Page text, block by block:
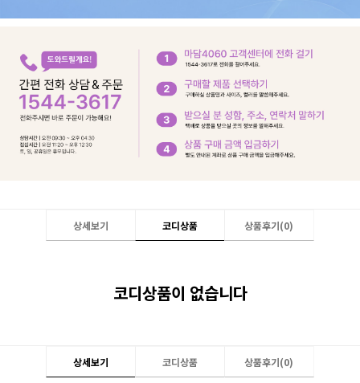
상세보기 코디상품 상품후기(0)
코디상품이 없습니다
상세보기 코디상품 상품후기(0)